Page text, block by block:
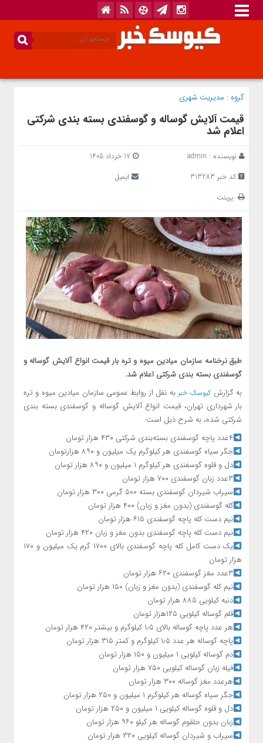
گروه : مدیریت شهری
قیمت آلایش گوساله و گوسفندی بسته بندی شرکتی
اعلام شد
نویسنده : admin
کد خبر 313283
ایمیل
پرینت
طبق نرخنامه سازمان میادین میوه و تره بار قیمت انواع آلایش گوساله و
گوسفندی بسته بندی شرکتی اعلام شد.
به گزارش کیوسک خبربه نقل از روابط عمومی سازمان میادین میوه و تره
بار شهرداری تهران، قیمت انواع آلایش گوساله و گوسفندی بسته بندی
شرکتی شده، به شرح ذیل است:
۴عدد پاچه گوسفندی بسته‌بندی شرکتی ۴۳۰ هزار تومان
جگر سیاه گوسفندی هر کیلوگرم یک میلیون و ۸۹۰ هزارتومان
دل و قلوه گوسفندی هر کیلوگرم ۱ میلیون و ۸۹۰ هزار تومان
۳عدد زبان گوسفندی ۷۰۰ هزار تومان
سیراب شیردان گوسفندی بسته ۵۰۰ گرمی ۳۰۰ هزار تومان
کله گوسفندی (بدون مغز و زبان) ۴۰۰ هزار تومان
نیم دست کله پاچه گوسفندی ۶۱۵ هزار تومان
نیم دست کله پاچه گوسفندی بدون مغز و زبان ۴۲۰ هزار تومان
یک دست کامل کله پاچه گوسفندی بالای ۱۷۰۰ گرم یک میلیون و ۱۷۰
هزار تومان
۳عدد مغز گوسفندی ۶۲۰ هزار تومان
نیم کله گوسفندی (بدون مغز و زبان) ۱۵۰ هزار تومان
دنبه کیلویی ۸۸۵ هزار تومان
قلم گوساله کیلویی ۱۲۵هزار تومان
هر عدد پاچه گوساله بالای ۱٫۵ کیلوگرم و بیشتر ۴۲۰ هزار تومان
پاچه گوساله هر عدد ۱٫۵ کیلوگرم و کمتر ۳۱۵ هزار تومان
دم گوساله کیلویی ۱ میلیون و ۱۵۰ هزار تومان
فیله زبان گوساله کیلویی ۷۵۰ هزار تومان
هرعدد مغز گوساله ۳۰۰ هزار تومان
جگر سیاه گوساله هر کیلوگرم ۱ میلیون و ۲۵۰ هزار تومان
دل و قلوه گوساله کیلویی ۱ میلیون و ۲۵۰ هزار تومان
زبان بدون حلقوم گوساله هر کیلو ۹۶۰ هزار تومان
سیراب و شیردان گوساله کیلویی ۳۲۰ هزار تومان